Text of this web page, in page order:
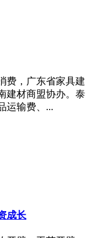
费，广东省家具建
建材商盟协办。泰
运输费、...
成长